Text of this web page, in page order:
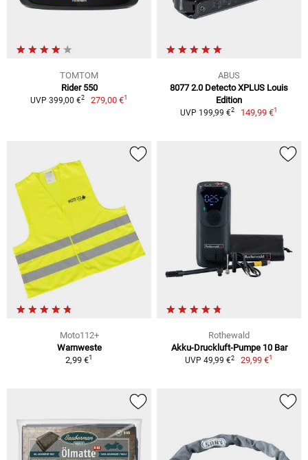
TOMTOM
Rider 550
UVP 399,00 €2 279,00 €1
ABUS
8077 2.0 Detecto XPLUS Louis
Edition
UVP 199,99 €2 149,99 €1
Moto112+
Warnweste
2,99 €1
Rothewald
Akku-Druckluft-Pumpe 10 Bar
UVP 49,99 €2 29,99 €1